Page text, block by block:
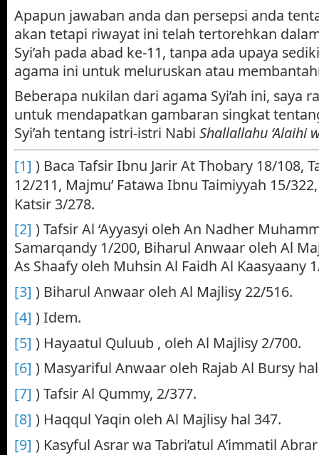
Apapun jawaban anda dan persepsi anda
akan tetapi riwayat ini telah tertorehkan
Syi’ah pada abad ke-11, tanpa ada upaya
agama ini untuk meluruskan atau
Beberapa nukilan dari agama Syi’ah ini, saya
untuk mendapatkan gambaran singkat
Syi’ah tentang istri-istri Nabi Shallallahu ‘Alaihi
[1] ) Baca Tafsir Ibnu Jarir At Thobary 18/108,
12/211, Majmu’ Fatawa Ibnu Taimiyyah 15/
Katsir 3/278.
[2] ) Tafsir Al ‘Ayyasyi oleh An Nadher
Samarqandy 1/200, Biharul Anwaar oleh Al
As Shaafy oleh Muhsin Al Faidh Al Kaasyaany
[3] ) Biharul Anwaar oleh Al Majlisy 22/516.
[4] ) Idem.
[5] ) Hayaatul Quluub , oleh Al Majlisy 2/700.
[6] ) Masyariful Anwaar oleh Rajab Al Bursy
[7] ) Tafsir Al Qummy, 2/377.
[8] ) Haqqul Yaqin oleh Al Majlisy hal 347.
[9] ) Kasyful Asrar wa Tabri’atul A’immatil